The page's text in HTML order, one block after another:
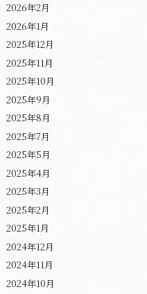
2026年2月
2026年1月
2025年12月
2025年11月
2025年10月
2025年9月
2025年8月
2025年7月
2025年5月
2025年4月
2025年3月
2025年2月
2025年1月
2024年12月
2024年11月
2024年10月